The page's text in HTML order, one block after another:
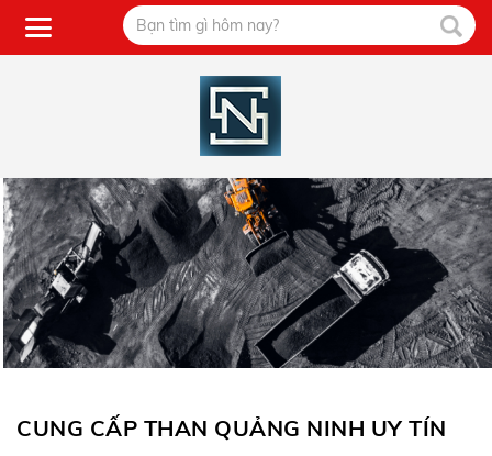
CUNG CẤP THAN QUẢNG NINH UY TÍN